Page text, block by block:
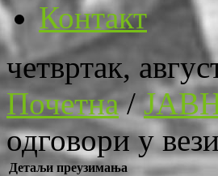
Контакт
четвртак,
Почетна/
одговори у
Детаљи преузимања